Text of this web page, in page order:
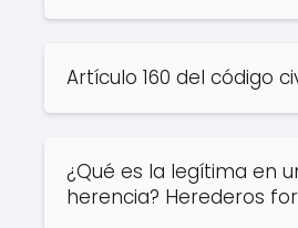
Artículo 160 del código
¿Qué es la legítima en
herencia? Herederos